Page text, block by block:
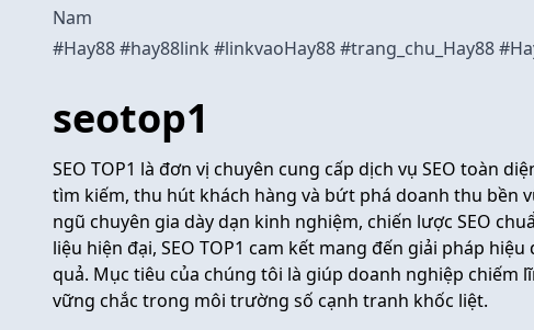
Nam
#Hay88 #hay88link #linkvaoHay88 #trang_chu_Hay88
seotop1
SEO TOP1 là đơn vị chuyên cung cấp dịch vụ SEO toàn
tìm kiếm, thu hút khách hàng và bứt phá doanh thu bền
ngũ chuyên gia dày dạn kinh nghiệm, chiến lược SEO
liệu hiện đại, SEO TOP1 cam kết mang đến giải pháp
quả. Mục tiêu của chúng tôi là giúp doanh nghiệp chiếm
vững chắc trong môi trường số cạnh tranh khốc liệt.